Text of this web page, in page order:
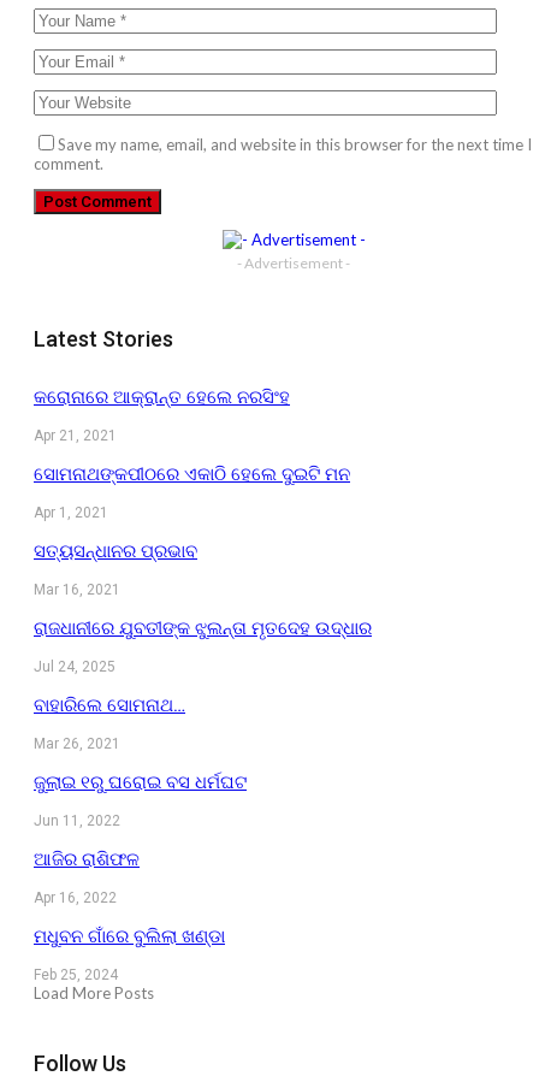
Save my name, email, and website in this browser for the next time I
comment.
- Advertisement -
Latest Stories
କରୋନାରେ ଆକ୍ରାନ୍ତ ହେଲେ ନରସିଂହ
Apr 21, 2021
ସୋମନାଥଙ୍କପୀଠରେ ଏକାଠି ହେଲେ ଦୁଇଟି ମନ
Apr 1, 2021
ସତ୍ୟସନ୍ଧାନର ପ୍ରଭାବ
Mar 16, 2021
ରାଜଧାନୀରେ ଯୁବତୀଙ୍କ ଝୁଲନ୍ତା ମୃତଦେହ ଉଦ୍ଧାର
Jul 24, 2025
ବାହାରିଲେ ସୋମନାଥ…
Mar 26, 2021
ଜୁଲାଇ ୧ରୁ ଘରୋଇ ବସ ଧର୍ମଘଟ
Jun 11, 2022
ଆଜିର ରାଶିଫଳ
Apr 16, 2022
ମଧୁବନ ଗାଁରେ ବୁଲିଲା ଖଣ୍ଡା
Feb 25, 2024
Load More Posts
Follow Us